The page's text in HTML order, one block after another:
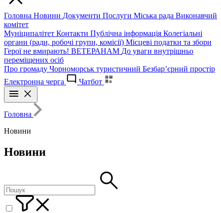
Головна Новини Документи Послуги Міська рада Виконавчий
комітет
Муніципалітет Контакти Публічна інформація Колегіальні
органи (ради, робочі групи, комісії) Місцеві податки та збори
Герої не вмирають! ВЕТЕРАНАМ До уваги внутрішньо
переміщених осіб
Про громаду Чорноморськ туристичний Безбар’єрний простір
Електронна черга
Чатбот
Головна
Новини
Новини